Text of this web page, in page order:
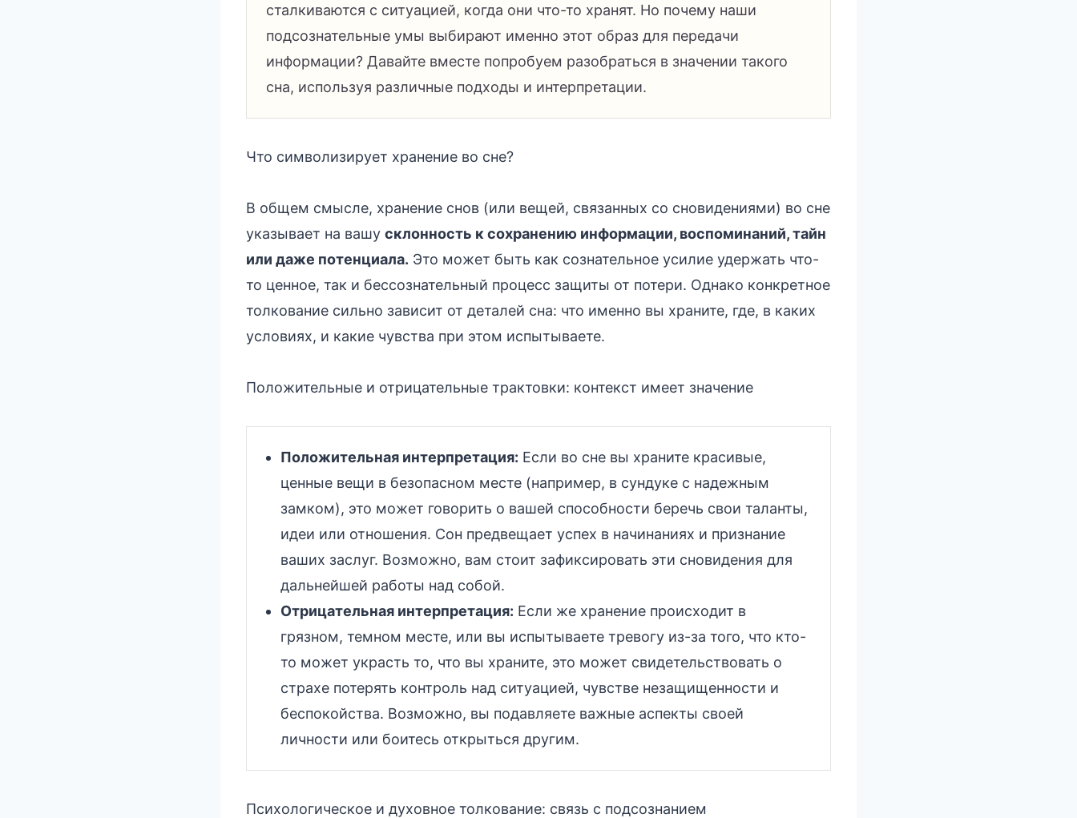
сталкиваются с ситуацией, когда они что-то хранят. Но почему наши
подсознательные умы выбирают именно этот образ для передачи
информации? Давайте вместе попробуем разобраться в значении такого
сна, используя различные подходы и интерпретации.
Что символизирует хранение во сне?
В общем смысле, хранение снов (или вещей, связанных со сновидениями) во сне
указывает на вашу склонность к сохранению информации, воспоминаний, тайн
или даже потенциала. Это может быть как сознательное усилие удержать что-
то ценное, так и бессознательный процесс защиты от потери. Однако конкретное
толкование сильно зависит от деталей сна: что именно вы храните, где, в каких
условиях, и какие чувства при этом испытываете.
Положительные и отрицательные трактовки: контекст имеет значение
Положительная интерпретация: Если во сне вы храните красивые,
ценные вещи в безопасном месте (например, в сундуке с надежным
замком), это может говорить о вашей способности беречь свои таланты,
идеи или отношения. Сон предвещает успех в начинаниях и признание
ваших заслуг. Возможно, вам стоит зафиксировать эти сновидения для
дальнейшей работы над собой.
Отрицательная интерпретация: Если же хранение происходит в
грязном, темном месте, или вы испытываете тревогу из-за того, что кто-
то может украсть то, что вы храните, это может свидетельствовать о
страхе потерять контроль над ситуацией, чувстве незащищенности и
беспокойства. Возможно, вы подавляете важные аспекты своей
личности или боитесь открыться другим.
Психологическое и духовное толкование: связь с подсознанием